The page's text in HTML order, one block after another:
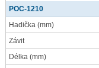
POC-1210
Hadička (mm)
Závit
Délka (mm)